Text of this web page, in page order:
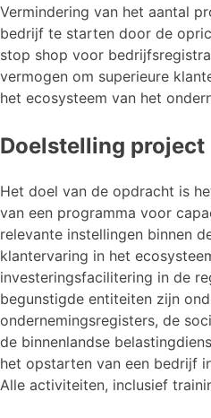
Vermindering van het aantal
bedrijf te starten door de
stop shop voor
vermogen om superieure
het ecosysteem van het
Doelstelling project
Het doel van de opdracht is
van een programma voor
relevante instellingen binnen
klantervaring in het
investeringsfacilitering in de
begunstigde entiteiten zijn
ondernemingsregisters, de
de binnenlandse
het opstarten van een bedrijf
Alle activiteiten, inclusief